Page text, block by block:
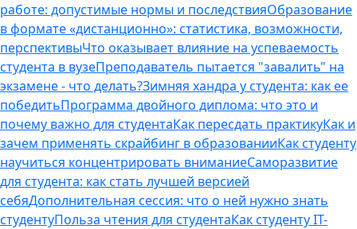
работе: допустимые нормы и последствияОбразование
в формате «дистанционно»: статистика, возможности,
перспективыЧто оказывает влияние на успеваемость
студента в вузеПреподаватель пытается "завалить" на
экзамене - что делать?Зимняя хандра у студента: как ее
победитьПрограмма двойного диплома: что это и
почему важно для студентаКак пересдать практикуКак и
зачем применять скрайбинг в образованииКак студенту
научиться концентрировать вниманиеСаморазвитие
для студента: как стать лучшей версией
себяДополнительная сессия: что о ней нужно знать
студентуПольза чтения для студентаКак студенту IT-